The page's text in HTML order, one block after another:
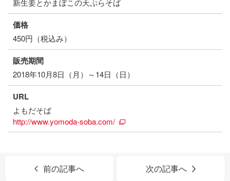
新生姜とかまぼこの天ぷらそば
価格
450円（税込み）
販売期間
2018年10月8日（月）～14日（日）
URL
よもだそば
http://www.yomoda-soba.com/
前の記事へ 次の記事へ